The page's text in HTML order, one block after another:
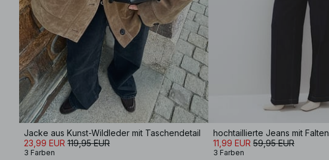
Jacke aus Kunst-Wildleder mit Taschendetail
23,99 EUR 119,95 EUR
3 Farben
hochtaillierte Jeans mit Falten
11,99 EUR 59,95 EUR
3 Farben